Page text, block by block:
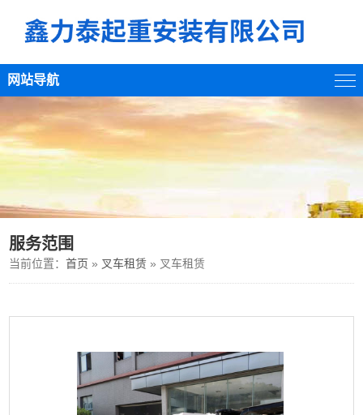
网站导航
服务范围
当前位置：首页 » 叉车租赁 » 叉车租赁